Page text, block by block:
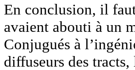
En conclusion, il
avaient abouti à un
Conjugués à
diffuseurs des